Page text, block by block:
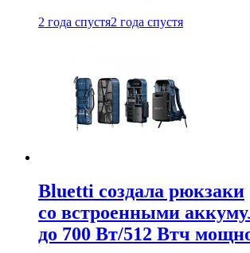
2 года спустя2 года спустя
Bluetti создала рюкзаки
со встроенными
до 700 Вт/512 Втч